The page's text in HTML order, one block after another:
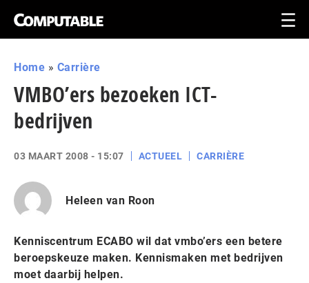
Home » Carrière
VMBO’ers bezoeken ICT-
bedrijven
03 MAART 2008 - 15:07 ACTUEEL CARRIÈRE
Heleen van Roon
Kenniscentrum ECABO wil dat vmbo’ers een betere
beroepskeuze maken. Kennismaken met bedrijven
moet daarbij helpen.